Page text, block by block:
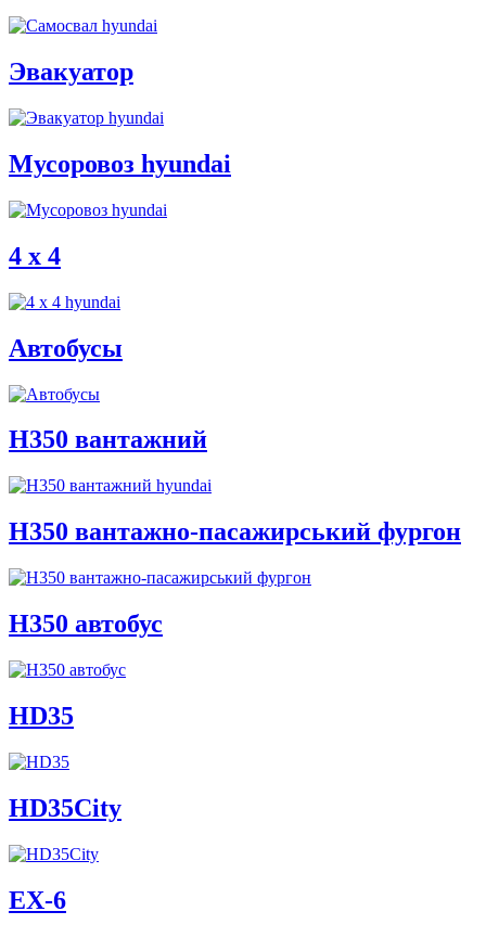
Эвакуатор
Мусоровоз hyundai
4 x 4
Автобусы
H350 вантажний
H350 вантажно-пасажирський фургон
H350 автобус
HD35
HD35City
ЕХ-6